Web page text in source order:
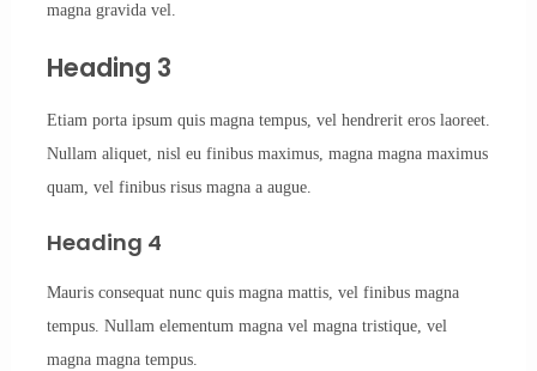
magna gravida vel.
Heading 3
Etiam porta ipsum quis magna tempus, vel hendrerit eros laoreet.
Nullam aliquet, nisl eu finibus maximus, magna magna maximus
quam, vel finibus risus magna a augue.
Heading 4
Mauris consequat nunc quis magna mattis, vel finibus magna
tempus. Nullam elementum magna vel magna tristique, vel
magna magna tempus.